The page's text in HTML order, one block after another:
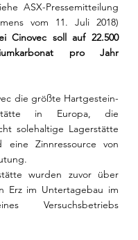
ASX-Pressemitteilung
vom 11. Juli 2018)
Cinovec soll auf 22.500
pro Jahr
die größte Hartgestein-
in Europa, die
solehaltige Lagerstätte
Zinnressource von
wurden zuvor über
Erz im Untertagebau im
Versuchsbetriebs